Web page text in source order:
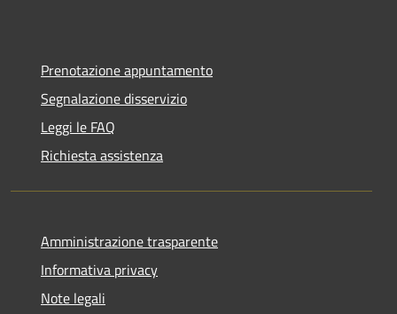
Prenotazione appuntamento
Segnalazione disservizio
Leggi le FAQ
Richiesta assistenza
Amministrazione trasparente
Informativa privacy
Note legali